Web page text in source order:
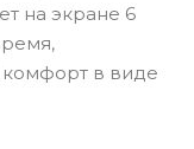
на экране 6
комфорт в виде